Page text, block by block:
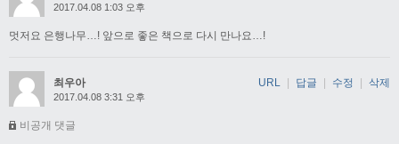
2017.04.08 1:03 오후
멋저요 은행나무…! 앞으로 좋은 책으로 다시 만나요…!
최우아
2017.04.08 3:31 오후
비공개 댓글
URL | 답글 | 수정 | 삭제